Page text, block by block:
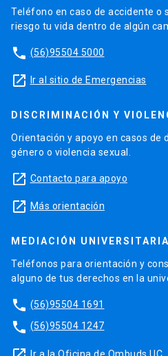
Teléfono en caso de accidente o
riesgo tu vida dentro de algún
phone (56)95504 5000
launch Ir al sitio de Emergencias
DISCRIMINACIÓN Y
Orientación y apoyo en casos de
género o violencia sexual.
launch Contacto para apoyo
launch Más orientación
MEDIACIÓN UNIVERSITARIA
Teléfonos para orientación y
alguno de tus derechos en la
phone (56)95504 1691
phone (56)95504 1247
Ir a la Oficina de Ombuds UC